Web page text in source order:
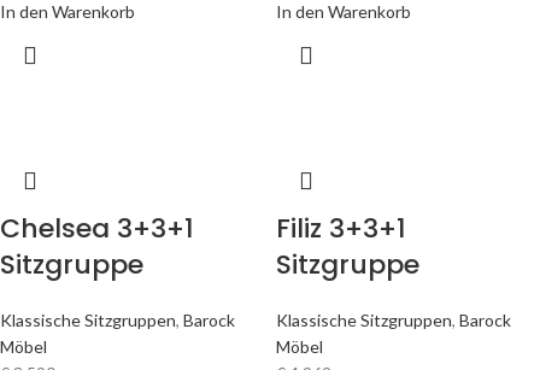
In den Warenkorb In den Warenkorb
Chelsea 3+3+1
Sitzgruppe
Klassische Sitzgruppen, Barock
Möbel
Filiz 3+3+1
Sitzgruppe
Klassische Sitzgruppen, Barock
Möbel